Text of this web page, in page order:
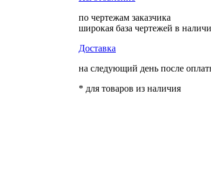
по чертежам заказчика
широкая база чертежей в
Доставка
на следующий день после
* для товаров из наличия